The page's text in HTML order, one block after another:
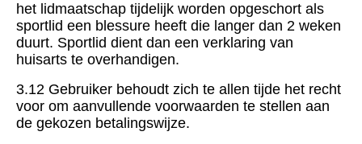
het lidmaatschap tijdelijk worden opgeschort als
sportlid een blessure heeft die langer dan 2 weken
duurt. Sportlid dient dan een verklaring van
huisarts te overhandigen.
3.12 Gebruiker behoudt zich te allen tijde het recht
voor om aanvullende voorwaarden te stellen aan
de gekozen betalingswijze.